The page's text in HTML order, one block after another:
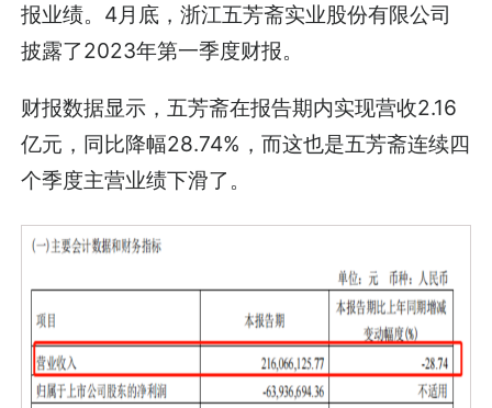
报业绩。4月底，浙江五芳斋实业股份有限公司
披露了2023年第一季度财报。
财报数据显示，五芳斋在报告期内实现营收2.16
亿元，同比降幅28.74%，而这也是五芳斋连续四
个季度主营业绩下滑了。